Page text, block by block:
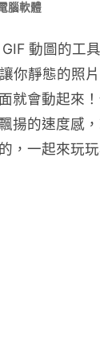
腦軟體
動圖的工
你靜態的照
就會動起來
揚的速度感
，一起來玩玩